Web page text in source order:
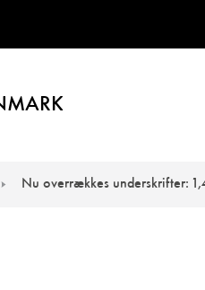
Nu overrækkes underskrifter: